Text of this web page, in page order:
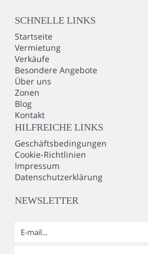
SCHNELLE LINKS
Startseite
Vermietung
Verkäufe
Besondere Angebote
Über uns
Zonen
Blog
Kontakt
HILFREICHE LINKS
Geschäftsbedingungen
Cookie-Richtlinien
Impressum
Datenschutzerklärung
NEWSLETTER